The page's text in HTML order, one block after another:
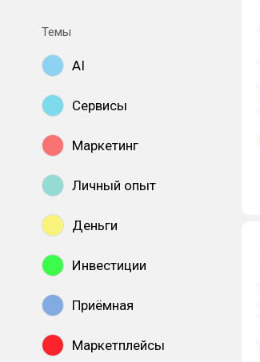
Темы
AI
Сервисы
Маркетинг
Личный опыт
Деньги
Инвестиции
Приёмная
Маркетплейсы